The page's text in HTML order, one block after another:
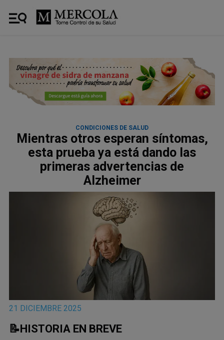
CONDICIONES DE SALUD
Mientras otros esperan síntomas,
esta prueba ya está dando las
primeras advertencias de
Alzheimer
21 DICIEMBRE 2025
📝HISTORIA EN BREVE